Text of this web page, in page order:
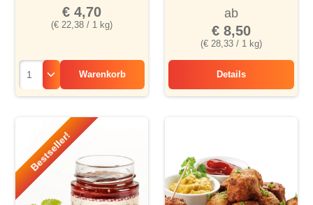
(€ 22,38 / 1 kg)
€ 4,70
Warenkorb
Orangensauce
(€ 28,33 / 1 kg)
ab
€ 8,50
Details
Entenbrust in
Bestseller!